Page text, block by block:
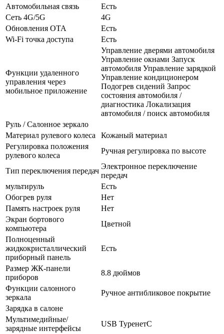
Автомобильная связь
Есть
Сеть 4G/5G
4G
Обновления OTA
Есть
Wi-Fi точка доступа
Есть
Функции удаленного
управления через
мобильное приложение
Управление дверями автомобиля
Управление окнами Запуск
автомобиля Управление зарядкой
Управление кондиционером
Подогрев сидений Запрос
состояния автомобиля /
диагностика Локализация
автомобиля / поиск автомобиля
Руль / Салонное зеркало
Материал рулевого колеса
Кожаный материал
Регулировка положения
рулевого колеса
Ручная регулировка по высоте
Тип переключения передач
Электронное переключение
передач
мультируль
Есть
Обогрев руля
Нет
Память настроек руля
Нет
Экран бортового
компьютера
Цветной
Полноценный
жидкокристаллический
приборный панель
Есть
Размер ЖК-панели
приборов
8.8 дюймов
Функции салонного
зеркала
Ручное антибликовое покрытие
Зарядка в салоне
Мультимедийные/
зарядные интерфейсы
USB TypeнетC